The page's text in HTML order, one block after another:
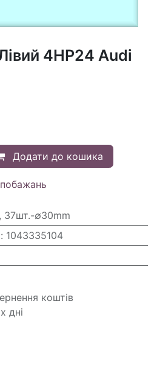
4HP24 Audi
Додати до кошика
37шт.-∅30mm
: 1043335104
коштів
дні